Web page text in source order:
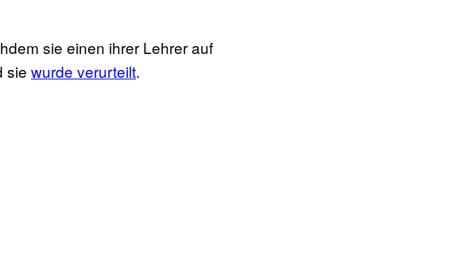
sie einen ihrer Lehrer auf
sie wurde verurteilt.